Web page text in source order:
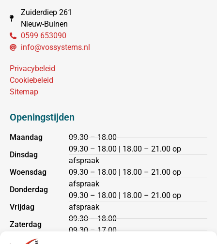
Zuiderdiep 261
Nieuw-Buinen
0599 653090
info@vossystems.nl
Privacybeleid
Cookiebeleid
Sitemap
Openingstijden
Maandag
Dinsdag
Woensdag
Donderdag
Vrijdag
Zaterdag
Zondag
09.30 – 18.00
09.30 – 18.00 | 18.00 – 21.00 op
afspraak
09.30 – 18.00 | 18.00 – 21.00 op
afspraak
09.30 – 18.00 | 18.00 – 21.00 op
afspraak
09.30 – 18.00
09.30 – 17.00